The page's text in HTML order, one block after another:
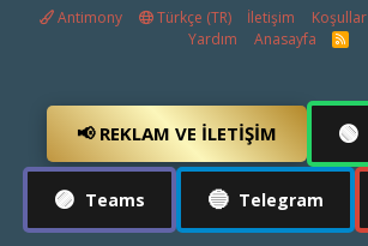
Antimony Türkçe (TR) İletişim Koşullar
Yardım
Anasayfa
R
S
📢 REKLAM VE İLETIŞIM 🟢
🟣 Teams 🔵 Telegram